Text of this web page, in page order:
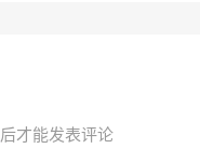
后才能发表评论